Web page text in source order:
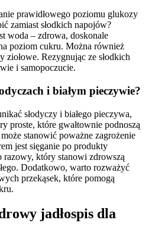
prawidłowego poziomu glukozy
zamiast słodkich napojów?
woda – zdrowa, doskonale
poziom cukru. Można również
ziołowe. Rezygnując ze słodkich
i samopoczucie.
i białym pieczywie?
słodyczy i białego pieczywa,
proste, które gwałtownie podnoszą
stanowić poważne zagrożenie
jest sięganie po produkty
razowy, który stanowi zdrowszą
Dodatkowo, warto rozważyć
przekąsek, które pomogą
jadłospis dla